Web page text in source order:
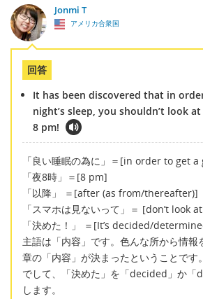
Jonmi T
アメリカ合衆国
回答
It has been discovered that in
night’s sleep, you shouldn’t look
8 pm!
「良い睡眠の為に」＝[in order to get
「夜8時」＝[8 pm]
「以降」 ＝[after (as from/thereafter)]
「スマホは見ないって」＝ [don’t look
「決めた！」 ＝[It’s decided/
主語は「内容」です。色んな所から情報
章の「内容」が決まったということです
でして、「決めた」を「decided」か
します。